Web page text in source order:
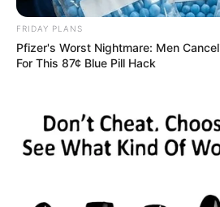
ดูดวง
FRIDAY PLANS
Pfizer's Worst Nightmare: Men
For This 87¢ Blue Pill Hack